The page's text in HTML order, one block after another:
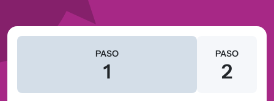
Actual
PASO
1
PASO
2